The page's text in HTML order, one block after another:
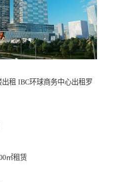
租 IBC环球商务中心出租罗
㎡租赁